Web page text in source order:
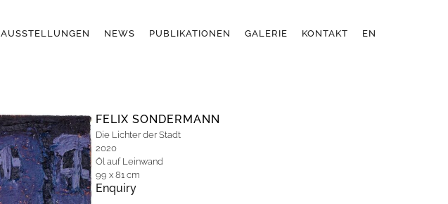
AUSSTELLUNGEN NEWS PUBLIKATIONEN GALERIE KONTAKT EN
FELIX SONDERMANN
Die Lichter der Stadt
2020
Öl auf Leinwand
99 x 81 cm
Enquiry